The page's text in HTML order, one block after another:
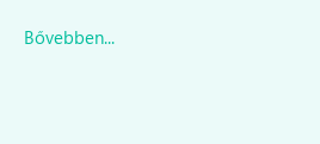
Bővebben...